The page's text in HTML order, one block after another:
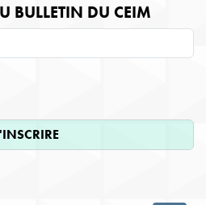
BULLETIN DU CEIM